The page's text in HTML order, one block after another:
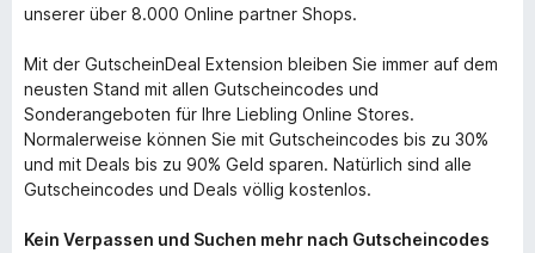
unserer über 8.000 Online partner Shops.
Mit der GutscheinDeal Extension bleiben Sie immer auf dem
neusten Stand mit allen Gutscheincodes und
Sonderangeboten für Ihre Liebling Online Stores.
Normalerweise können Sie mit Gutscheincodes bis zu 30%
und mit Deals bis zu 90% Geld sparen. Natürlich sind alle
Gutscheincodes und Deals völlig kostenlos.
Kein Verpassen und Suchen mehr nach Gutscheincodes